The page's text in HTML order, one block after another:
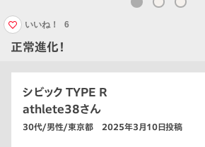
正常進化！
いいね！ 6
シビック TYPE R
athlete38さん
30代/男性/東京都 2025年3月10日投稿